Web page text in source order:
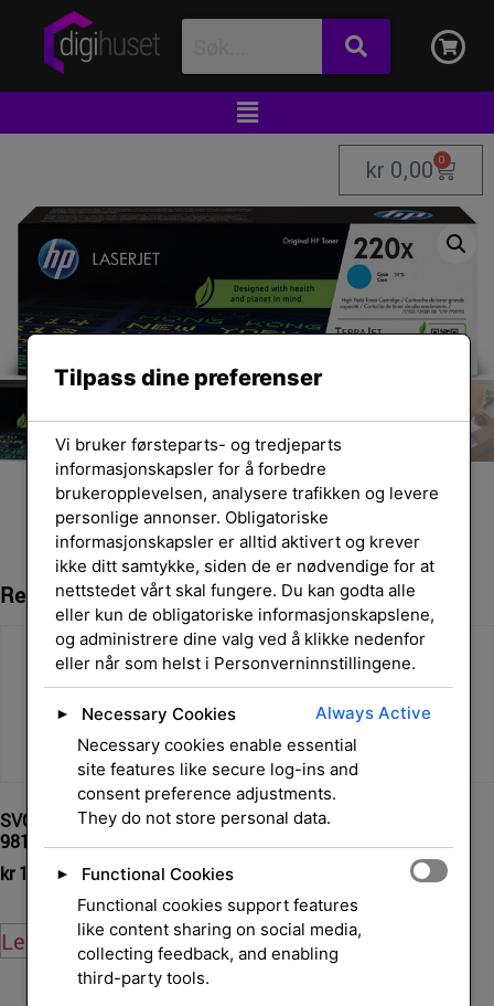
kr 0,00 0
Relaterte Produkter
SVC Cartridge PageWide
981A
kr1 075,00 eksl. mva.
Legg i handlekurv
SVC Cartridge PageWide
981A
eksl. mva.
Legg i handlekurv
Tilpass dine preferenser
Vi bruker førsteparts- og tredjeparts
informasjonskapsler for å forbedre
brukeropplevelsen, analysere trafikken og levere
personlige annonser. Obligatoriske
informasjonskapsler er alltid aktivert og krever
ikke ditt samtykke, siden de er nødvendige for at
nettstedet vårt skal fungere. Du kan godta alle
eller kun de obligatoriske informasjonskapslene,
og administrere dine valg ved å klikke nedenfor
eller når som helst i Personverninnstillingene.
► Necessary Cookies
Always Active
Necessary cookies enable essential
site features like secure log-ins and
consent preference adjustments.
They do not store personal data.
►
Functional Cookies
Functional cookies support features
like content sharing on social media,
collecting feedback, and enabling
third-party tools.